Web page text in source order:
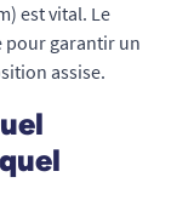
est vital. Le
pour garantir un
assise.